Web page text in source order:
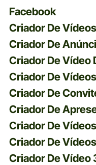
Facebook
Criador De
Criador De
Criador De Vídeo
Criador De
Criador De
Criador De
Criador De
Criador De
Criador De Vídeo